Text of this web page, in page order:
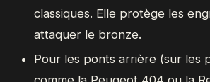
classiques. Elle protège les
attaquer le bronze.
Pour les ponts arrière (sur les